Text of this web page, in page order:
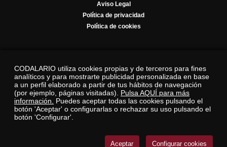
Aviso Legal
Política de privacidad
Política de cookies
CODALARIO utiliza cookies propias y de terceros para fines
analíticos y para mostrarte publicidad personalizada en base
a un perfil elaborado a partir de tus hábitos de navegación
(por ejemplo, páginas visitadas). Pulsa AQUÍ para más
información.
Puedes aceptar todas las cookies pulsando el
botón 'Aceptar' o configurarlas o rechazar su uso pulsando el
botón 'Configurar'.
Aceptar Configurar cookies